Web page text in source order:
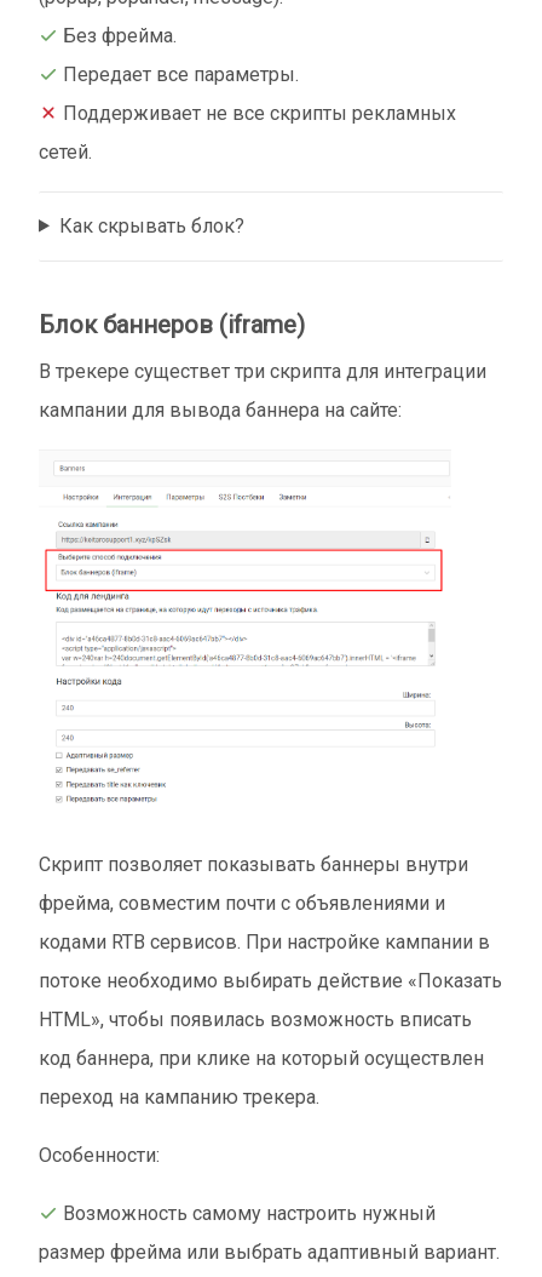
Без фрейма.
Передает все параметры.
Поддерживает не все скрипты рекламных
сетей.
Как скрывать блок?
Блок баннеров (iframe)
В трекере существет три скрипта для интеграции
кампании для вывода баннера на сайте:
Скрипт позволяет показывать баннеры внутри
фрейма, совместим почти с объявлениями и
кодами RTB сервисов. При настройке кампании в
потоке необходимо выбирать действие «Показать
HTML», чтобы появилась возможность вписать
код баннера, при клике на который осуществлен
переход на кампанию трекера.
Особенности:
Возможность самому настроить нужный
размер фрейма или выбрать адаптивный вариант.